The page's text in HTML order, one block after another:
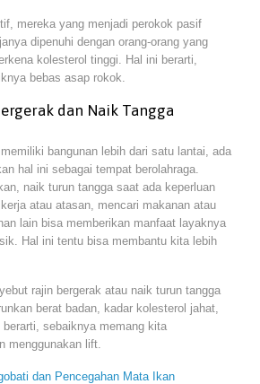
mereka yang menjadi perokok pasif
dipenuhi dengan orang-orang yang
kolesterol tinggi. Hal ini berarti,
bebas asap rokok.
dan Naik Tangga
bangunan lebih dari satu lantai, ada
hal ini sebagai tempat berolahraga.
naik turun tangga saat ada keperluan
atau atasan, mencari makanan atau
lain bisa memberikan manfaat layaknya
Hal ini tentu bisa membantu kita lebih
rajin bergerak atau naik turun tangga
berat badan, kadar kolesterol jahat,
sebaiknya memang kita
menggunakan lift.
dan Pencegahan Mata Ikan